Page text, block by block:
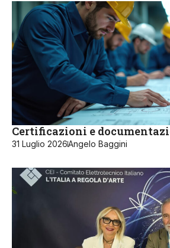
Certificazioni e
31 Luglio 2026Angelo Baggini